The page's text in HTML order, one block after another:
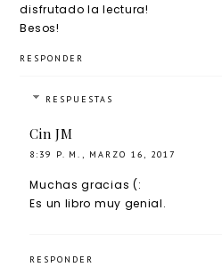
disfrutado la lectura!
Besos!
RESPONDER
RESPUESTAS
Cin JM
8:39 P. M., MARZO 16, 2017
Muchas gracias (:
Es un libro muy genial.
RESPONDER